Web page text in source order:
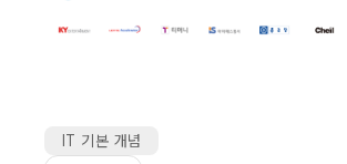
IT 기본 개념